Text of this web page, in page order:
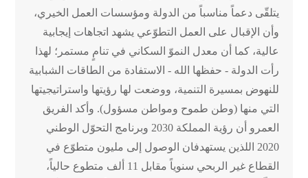
يتلقّى دعماً مناسباً من الدولة ومؤسسات العمل الخيري،
وأن الإقبال على العمل التطوّعي يشهد اتجاهات إيجابية
عالية، كما أن معدل النموّ السكاني في تنامٍ مستمر؛ لهذا
رأت الدولة - حفظها الله - الاستفادة من الطاقات الشبابية
للنهوض بمسيرة التنمية، ووضعت لها رؤيتها واستراتيجيتها
التي منها (وطن طموح ومواطن مسؤول). وأكد الفريق
العمرو أن رؤية المملكة 2030 وبرنامج التحوّل الوطني
2020 اللذين يستهدفان الوصول إلى مليون متطوّع في
القطاع غير الربحي سنوياً مقابل 11 ألف متطوع حالياً،